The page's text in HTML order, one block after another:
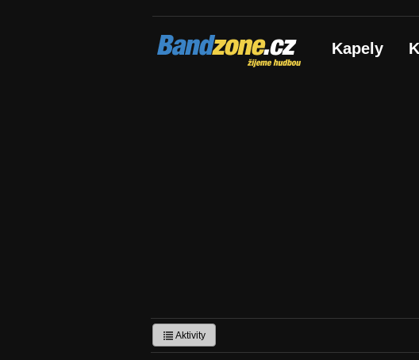
Bandzone.cz
žijeme hudbou Kapely
Aktivity